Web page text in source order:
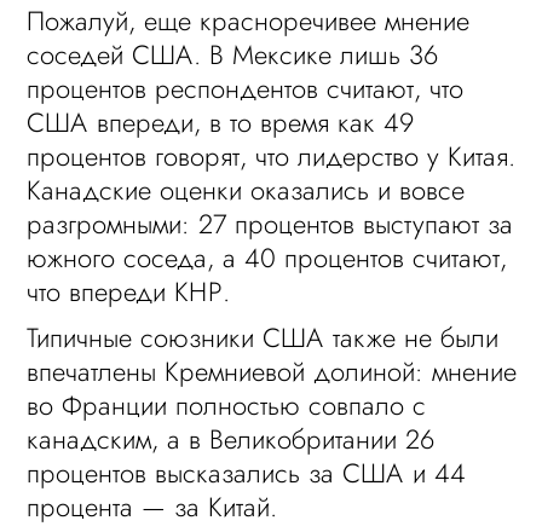
Пожалуй, еще красноречивее мнение
соседей США. В Мексике лишь 36
процентов респондентов считают, что
США впереди, в то время как 49
процентов говорят, что лидерство у Китая.
Канадские оценки оказались и вовсе
разгромными: 27 процентов выступают за
южного соседа, а 40 процентов считают,
что впереди КНР.
Типичные союзники США также не были
впечатлены Кремниевой долиной: мнение
во Франции полностью совпало с
канадским, а в Великобритании 26
процентов высказались за США и 44
процента — за Китай.